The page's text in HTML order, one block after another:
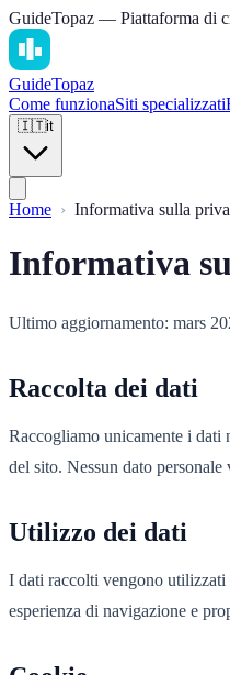
GuideTopaz — Piattaforma di
GuideTopaz
Come funzionaSiti specializzati
🇮🇹it
Home Informativa sulla
Informativa
Ultimo aggiornamento: mars
Raccolta dei dati
Raccogliamo unicamente i dati
del sito. Nessun dato
Utilizzo dei dati
I dati raccolti vengono utilizzati
esperienza di navigazione e